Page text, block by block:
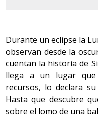
Durante un eclipse la
observan desde la
cuentan la historia de
llega a un lugar que
recursos, lo declara
Hasta que descubre
sobre el lomo de una